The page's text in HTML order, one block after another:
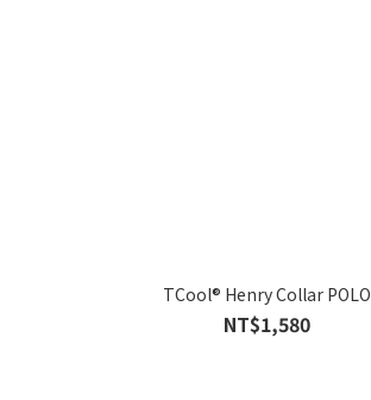
TCool® Henry Collar POLO
NT$1,580